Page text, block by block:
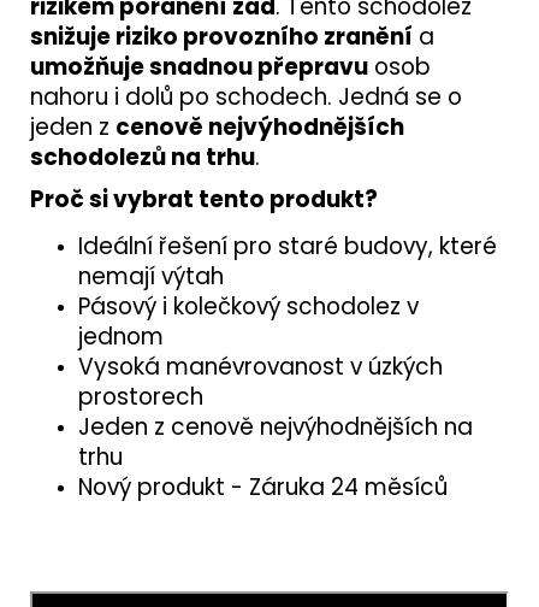
snižuje riziko provozního zranění a
umožňuje snadnou přepravu osob
nahoru i dolů po schodech. Jedná se o
jeden z cenově nejvýhodnějších
schodolezů na trhu.
Proč si vybrat tento produkt?
Ideální řešení pro staré budovy, které
nemají výtah
Pásový i kolečkový schodolez v
jednom
Vysoká manévrovanost v úzkých
prostorech
Jeden z cenově nejvýhodnějších na
trhu
Nový produkt - Záruka 24 měsíců